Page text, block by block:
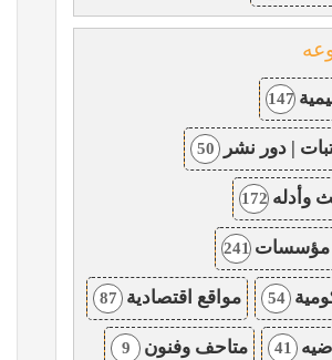
147
| دور نشر 50
وأدله 172
مؤسسات 241
54 مواقع اقتصادية 87
41 متاحف وفنون 9